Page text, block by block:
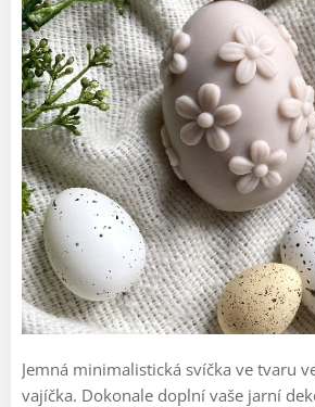
Jemná minimalistická svíčka ve tvaru
vajíčka. Dokonale doplní vaše jarní